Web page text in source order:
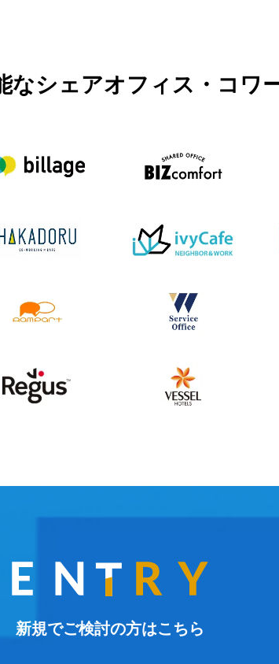
なシェアオフィス・コワ
新規でご検討の方はこちら